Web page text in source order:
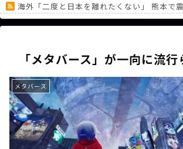
海外「二度と日本を離れたくない」 熊本で
ポケモンがパルワールドよりショボいとか
《どうしてこうなった！？》「フリーレ
《人気No.1は誰だ？》順位でまさかの下剋
《未だ謎多きキャラ達の順位》：「女神の
《アニメ2期＆3期が強い》「神技のレヴォ
《強者達が上位に立ち並ぶ》「一級魔法使
36歳の彼女と結婚したいのに、家族が猛反
「メタバース」が一向に流
メタバース